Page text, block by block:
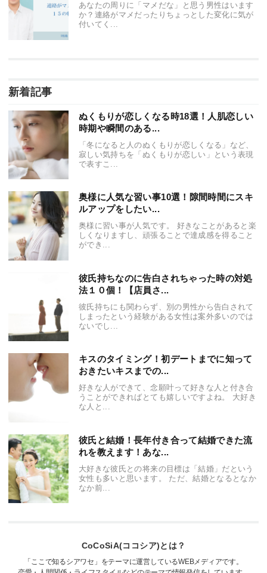
あなたの周りに「マメだな」と思う男性はいます
か？連絡がマメだったりちょっとした変化に気が
付いてく...
新着記事
ぬくもりが恋しくなる時18選！人肌恋しい
時期や瞬間のある...
「冬になると人のぬくもりが恋しくなる」など、
寂しい気持ちを「ぬくもりが恋しい」という表現
で表すこ...
奥様に人気な習い事10選！隙間時間にスキ
ルアップをしたい...
奥様に習い事が人気です。 好きなことがあると楽
しくなりますし、頑張ることで達成感を得ること
ができ...
彼氏持ちなのに告白されちゃった時の対処
法１０個！【店員さ...
彼氏持ちにも関わらず、別の男性から告白されて
しまったという経験がある女性は案外多いのでは
ないでし...
キスのタイミング！初デートまでに知って
おきたいキスまでの...
好きな人ができて、念願叶って好きな人と付き合
うことができればとても嬉しいですよね。 大好き
な人と...
彼氏と結婚！長年付き合って結婚できた流
れを教えます！あな...
大好きな彼氏との将来の目標は「結婚」だという
女性も多いと思います。 ただ、結婚となるとなか
なか前...
CoCoSiA(ココシア)とは？
「ここで知るシアワセ」をテーマに運営しているWEBメディアです。